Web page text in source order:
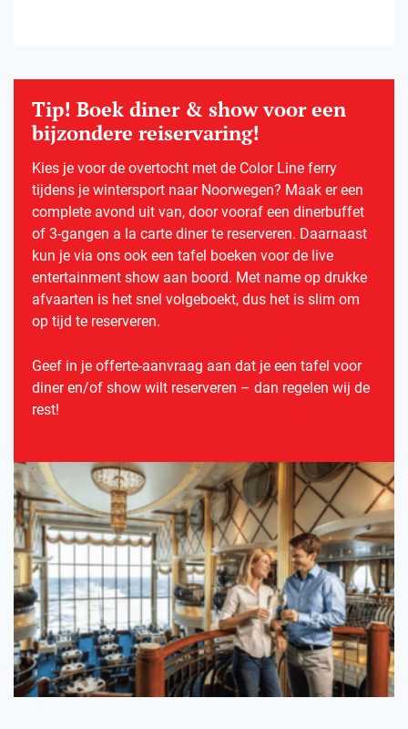
Tip! Boek diner & show voor een
bijzondere reiservaring!
Kies je voor de overtocht met de Color Line ferry
tijdens je wintersport naar Noorwegen? Maak er een
complete avond uit van, door vooraf een dinerbuffet
of 3-gangen a la carte diner te reserveren. Daarnaast
kun je via ons ook een tafel boeken voor de live
entertainment show aan boord. Met name op drukke
afvaarten is het snel volgeboekt, dus het is slim om
op tijd te reserveren.
Geef in je offerte-aanvraag aan dat je een tafel voor
diner en/of show wilt reserveren – dan regelen wij de
rest!